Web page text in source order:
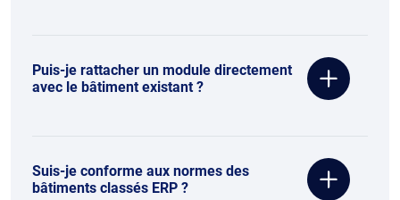
Puis-je rattacher un module directement
avec le bâtiment existant ?
Suis-je conforme aux normes des
bâtiments classés ERP ?